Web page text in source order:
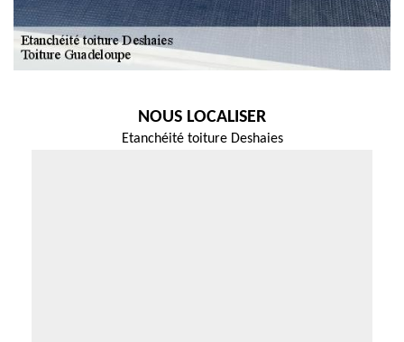
NOUS LOCALISER
Etanchéité toiture Deshaies